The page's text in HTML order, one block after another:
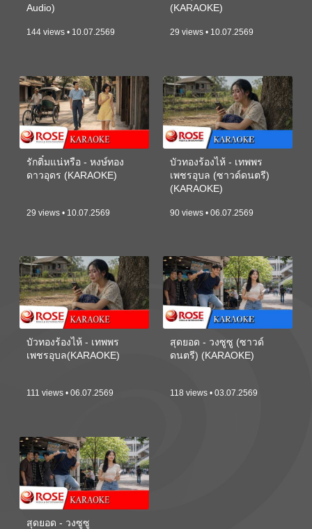
Audio)
144 views • 10.07.2569
(KARAOKE)
29 views • 10.07.2569
รักติ๋มแน่หรือ - หงษ์ทอง
ดาวอุดร (KARAOKE)
29 views • 10.07.2569
บัวทองร้องไห้ - เทพพร
เพชรอุบล (ซาวด์ดนตรี)
(KARAOKE)
90 views • 06.07.2569
บัวทองร้องไห้ - เทพพร
เพชรอุบล(KARAOKE)
111 views • 06.07.2569
สุดยอด - วงซูซู (ซาวด์
ดนตรี) (KARAOKE)
118 views • 03.07.2569
สุดยอด - วงซูซู